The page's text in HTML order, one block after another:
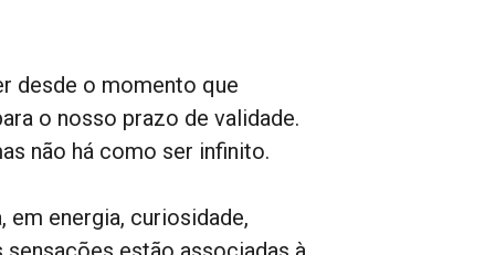
desde o momento que
o nosso prazo de validade.
não há como ser infinito.
em energia, curiosidade,